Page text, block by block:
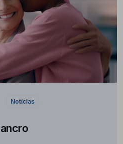
Notícias